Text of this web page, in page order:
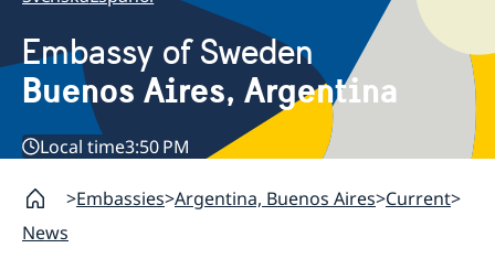
Embassy of Sweden
Buenos Aires, Argentina
Local time3:50 PM
Embassies Argentina, Buenos Aires Current
News